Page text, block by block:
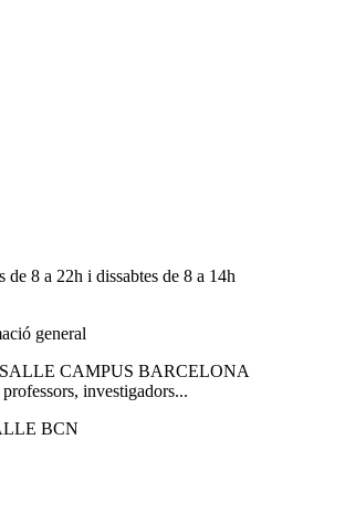
8 a 22h i dissabtes de 8 a 14h
general
CAMPUS BARCELONA
investigadors...
BCN